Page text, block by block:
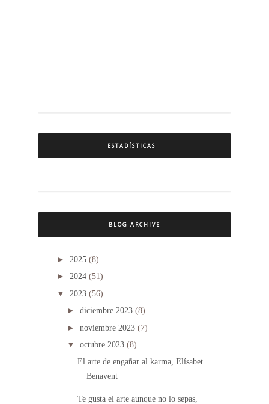
ESTADÍSTICAS
BLOG ARCHIVE
► 2025 (8)
► 2024 (51)
▼ 2023 (56)
► diciembre 2023 (8)
► noviembre 2023 (7)
▼ octubre 2023 (8)
El arte de engañar al karma, Elísabet
Benavent
Te gusta el arte aunque no lo sepas,